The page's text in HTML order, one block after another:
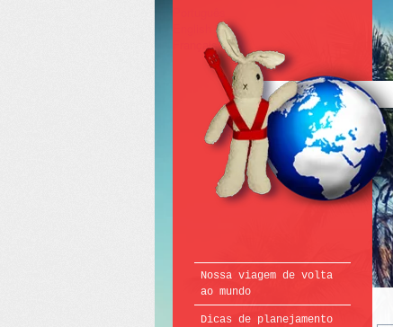
Français
Nossa viagem de volta
ao mundo
Dicas de planejamento